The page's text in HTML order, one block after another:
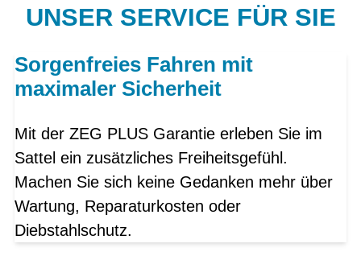
UNSER SERVICE FÜR SIE
Sorgenfreies Fahren mit
maximaler Sicherheit
Mit der ZEG PLUS Garantie erleben Sie im
Sattel ein zusätzliches Freiheitsgefühl.
Machen Sie sich keine Gedanken mehr über
Wartung, Reparaturkosten oder
Diebstahlschutz.